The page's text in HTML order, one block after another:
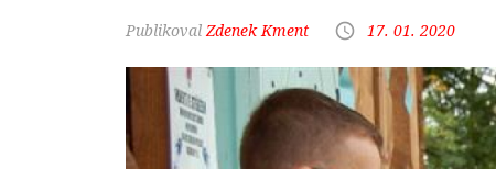
Zdenek Kment 17. 01. 2020